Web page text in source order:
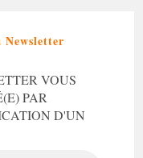
Newsletter
VOUS
PAR
D'UN